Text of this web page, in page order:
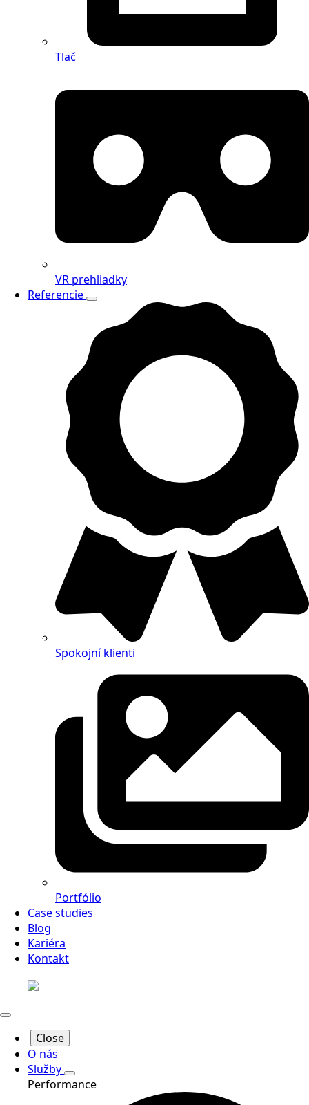
Tlač
VR prehliadky
Referencie
Spokojní klienti
Portfólio
Case studies
Blog
Kariéra
Kontakt
Close
O nás
Služby
Performance